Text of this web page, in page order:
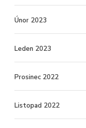
Únor 2023
Leden 2023
Prosinec 2022
Listopad 2022